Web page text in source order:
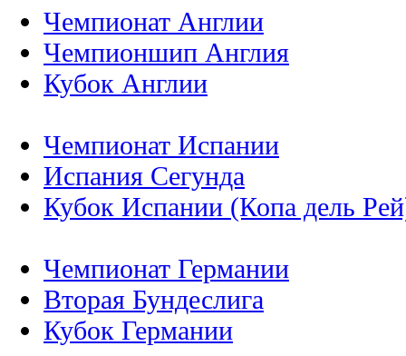
Чемпионат Англии
Чемпионшип Англия
Кубок Англии
Чемпионат Испании
Испания Сегунда
Кубок Испании (Копа дель
Чемпионат Германии
Вторая Бундеслига
Кубок Германии